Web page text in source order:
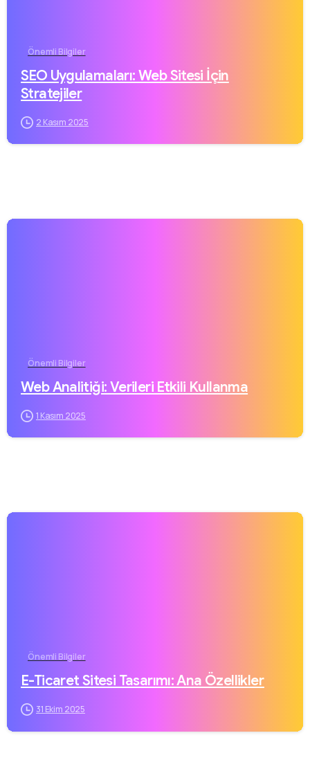
Önemli Bilgiler
SEO Uygulamaları: Web Sitesi İçin
Stratejiler
2 Kasım 2025
Önemli Bilgiler
Web Analitiği: Verileri Etkili Kullanma
1 Kasım 2025
Önemli Bilgiler
E-Ticaret Sitesi Tasarımı: Ana Özellikler
31 Ekim 2025